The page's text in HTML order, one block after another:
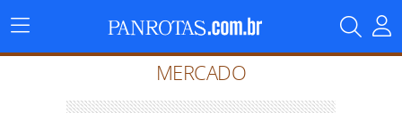
Menu
Principal
MERCADO